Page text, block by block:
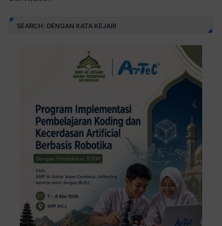
SEARCH: DENGAN KATA KEJARI